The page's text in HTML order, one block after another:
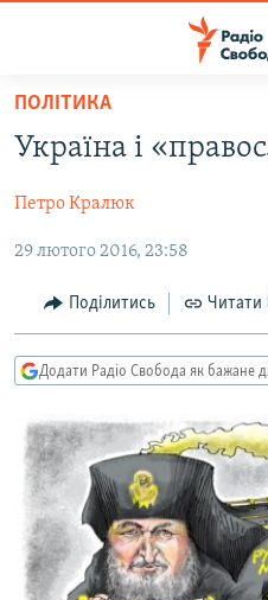
Перейти
основного
Перейти
до
навігації
Перейти
до
пошуку
ВСЕ ЗА ДОБУ
СТАТТІ
ПОЛІТИКА
ЕКОНОМІКА
СУСПІЛЬСТВО
КУЛЬТУРА
СПОРТ
УКРАЇНА
СВІТ
ВІЙНА
РОСІЙСЬКА «ФІЛЬТРАЦІЯ»
ДОНБАС.РЕАЛІЇ
КРИМ.РЕАЛІЇ
ТИ ЯК?
СХЕМИ
КИТАЙ.ВИКЛИКИ
МУЛЬТИМЕДІА
ПОЛІТИКА
Україна і
Петро Кралюк
29 лютого 2016, 23:58
Поділитись Читати
Додати Радіо Свобода як бажане